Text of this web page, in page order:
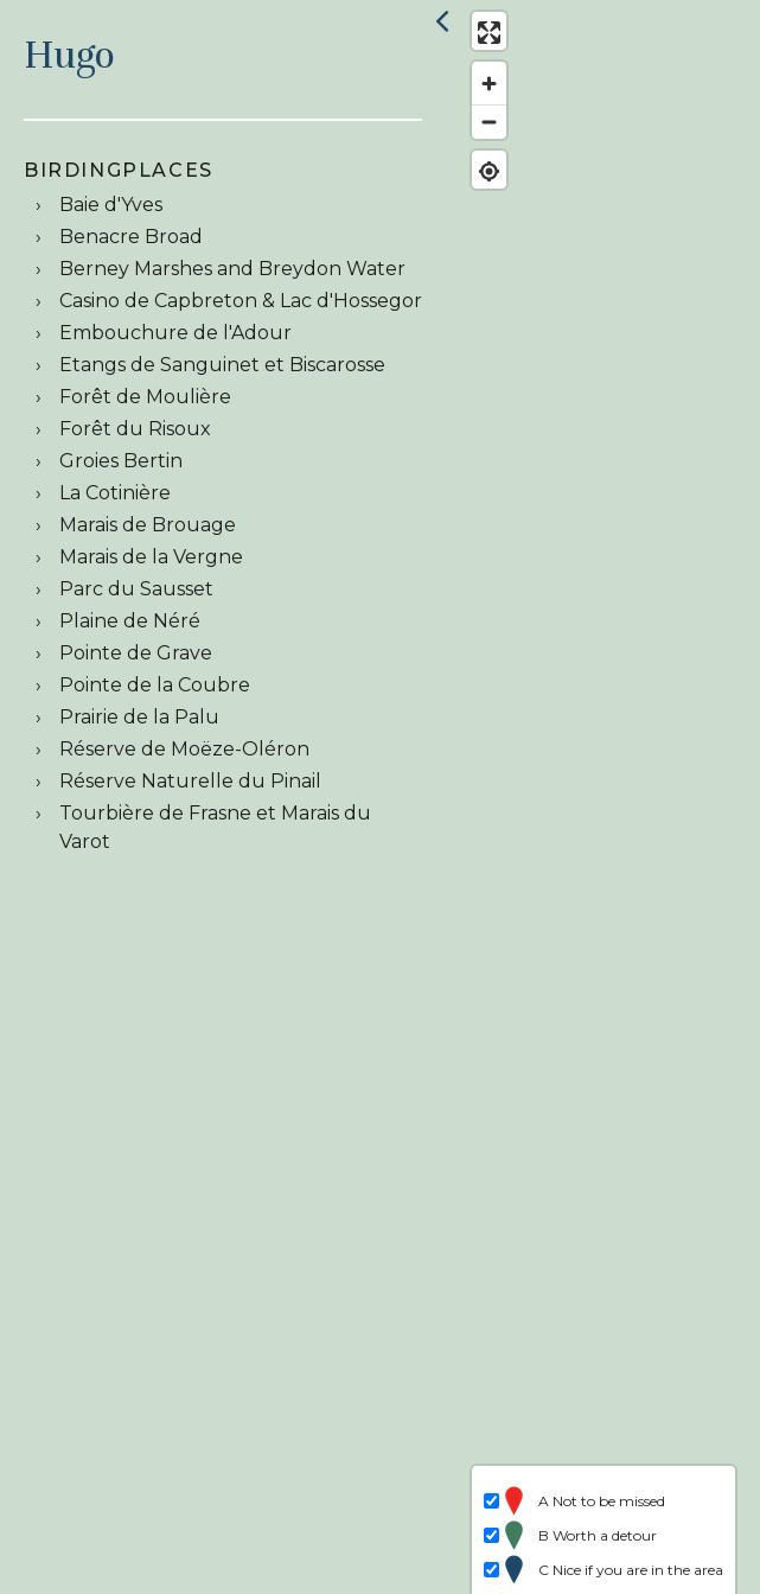
Hugo
BIRDINGPLACES
Baie d'Yves
Benacre Broad
Berney Marshes and Breydon Water
Casino de Capbreton & Lac d'Hossegor
Embouchure de l'Adour
Etangs de Sanguinet et Biscarosse
Forêt de Moulière
Forêt du Risoux
Groies Bertin
La Cotinière
Marais de Brouage
Marais de la Vergne
Parc du Sausset
Plaine de Néré
Pointe de Grave
Pointe de la Coubre
Prairie de la Palu
Réserve de Moëze-Oléron
Réserve Naturelle du Pinail
Tourbière de Frasne et Marais du
Varot
A Not to be missed
B Worth a detour
C Nice if you are in the area